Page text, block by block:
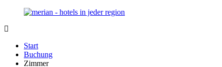
Zurück
Inhalt
Hotel.de
Portal
Hotels,
Start
Buchung
Zimmer